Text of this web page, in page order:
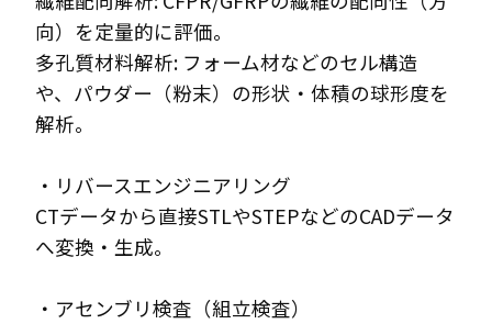
向）を定量的に評価。
多孔質材料解析: フォーム材などのセル構造
や、パウダー（粉末）の形状・体積の球形度を
解析。
・リバースエンジニアリング
CTデータから直接STLやSTEPなどのCADデータ
へ変換・生成。
・アセンブリ検査（組立検査）